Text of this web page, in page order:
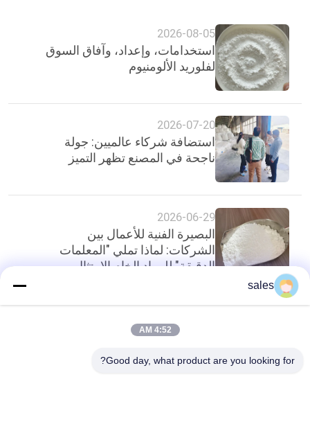
2026-08-05
استخدامات، وإعداد، وآفاق السوق
لفلوريد الألومنيوم
2026-07-20
استضافة شركاء عالميين: جولة
ناجحة في المصنع تظهر التميز
2026-06-29
البصيرة الفنية للأعمال بين
الشركات: لماذا تملي "المعلمات
الدقيقة" للمواد الخام الامتثال
أعلى
sales
4:52 AM
Good day, what product are you looking for?